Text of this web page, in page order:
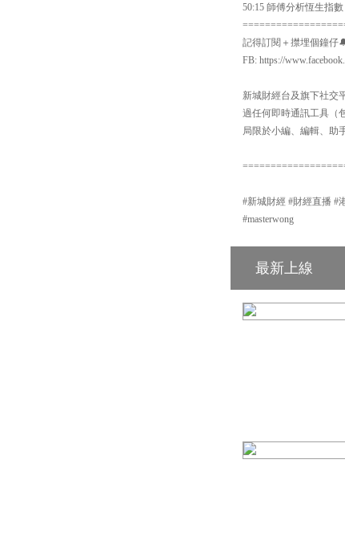
50:15 師傅分析恆生指
記得訂閱＋㩒埋個鐘仔
FB: https://
新城財經台及旗下社交
過任何即時通訊工具（
局限於小編、編輯、助
#新城財經 #財經直播 #
#masterwong
最新上線